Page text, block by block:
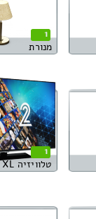
1
מנורת
1
טלוויזיה XL